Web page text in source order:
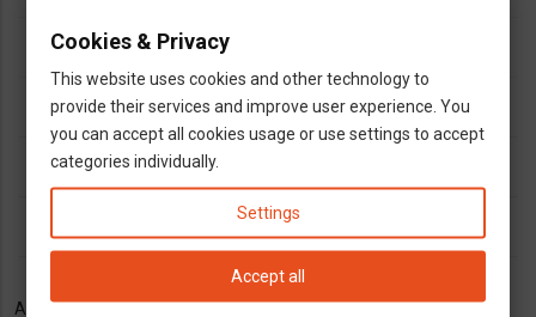
email adam_rencz@web.de
open_in_new http://www.mundwellness.de
dns fogorvos
Altalanos fogaszat, szajsebeszet es implantacio
Cookies & Privacy
This website uses cookies and other technology to
provide their services and improve user experience. You
you can accept all cookies usage or use settings to accept
categories individually.
Settings
Accept all